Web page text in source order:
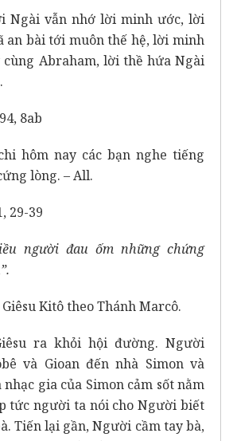
Ngài vẫn nhớ lời minh ước, lời
an bài tới muôn thế hệ, lời minh
Abraham, lời thề hứa Ngài
8ab
hôm nay các bạn nghe tiếng
lòng. – All.
29-39
người đau ốm những chứng
Kitô theo Thánh Marcô.
ra khỏi hội đường. Người
và Gioan đến nhà Simon và
gia của Simon cảm sốt nằm
tức người ta nói cho Người biết
Tiến lại gần, Người cầm tay bà,